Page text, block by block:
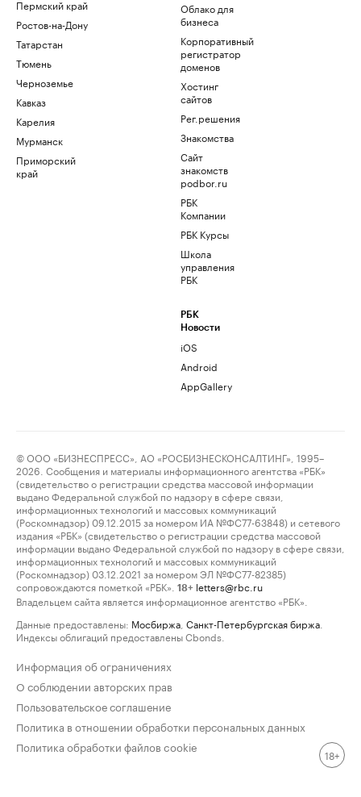
Пермский край
Ростов-на-Дону
Татарстан
Тюмень
Черноземье
Кавказ
Карелия
Мурманск
Приморский
край
Облако для
бизнеса
Корпоративный
регистратор
доменов
Хостинг
сайтов
Рег.решения
Знакомства
Сайт
знакомств
podbor.ru
РБК
Компании
РБК Курсы
Школа
управления
РБК
РБК
Новости
iOS
Android
AppGallery
© ООО «БИЗНЕСПРЕСС», АО «РОСБИЗНЕСКОНСАЛТИНГ», 1995–
2026. Сообщения и материалы информационного агентства «РБК»
(свидетельство о регистрации средства массовой информации
выдано Федеральной службой по надзору в сфере связи,
информационных технологий и массовых коммуникаций
(Роскомнадзор) 09.12.2015 за номером ИА №ФС77-63848) и сетевого
издания «РБК» (свидетельство о регистрации средства массовой
информации выдано Федеральной службой по надзору в сфере связи,
информационных технологий и массовых коммуникаций
(Роскомнадзор) 03.12.2021 за номером ЭЛ №ФС77-82385)
сопровождаются пометкой «РБК».
18+ letters@rbc.ru
Владельцем сайта является информационное агентство «РБК».
Данные предоставлены: Мосбиржа Санкт-Петербургская биржа
Индексы облигаций предоставлены Cbonds.
Информация об ограничениях
О соблюдении авторских прав
Пользовательское соглашение
Политика в отношении обработки персональных данных
Политика обработки файлов cookie
18+